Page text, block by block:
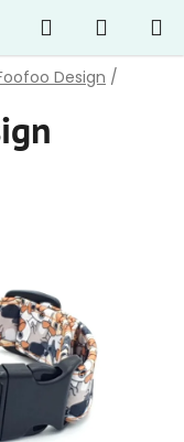
Hledat
KOŠÍK
Design /